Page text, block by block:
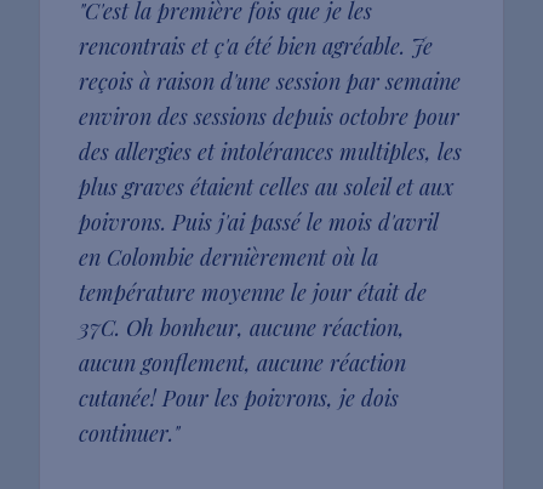
"C'est la première fois que je les
rencontrais et ç'a été bien agréable. Je
reçois à raison d'une session par semaine
environ des sessions depuis octobre pour
des allergies et intolérances multiples, les
plus graves étaient celles au soleil et aux
poivrons. Puis j'ai passé le mois d'avril
en Colombie dernièrement où la
température moyenne le jour était de
37C. Oh bonheur, aucune réaction,
aucun gonflement, aucune réaction
cutanée! Pour les poivrons, je dois
continuer."